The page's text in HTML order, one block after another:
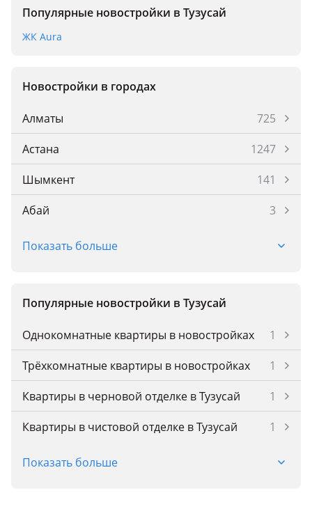
Популярные новостройки в Тузусай
ЖК Aura
Новостройки в городах
Алматы
725
Астана
1247
Шымкент
141
Абай
3
Абай
Аксай
Аксу
2
Актау
190
Актобе
107
Атбасар
1
Атырау
Показать больше
Популярные новостройки в Тузусай
Однокомнатные квартиры в новостройках
1
Трёхкомнатные квартиры в новостройках
1
Квартиры в черновой отделке в Тузусай
1
Квартиры в чистовой отделке в Тузусай
1
Квартиры доступные в ипотеку в Тузусай
Показать больше